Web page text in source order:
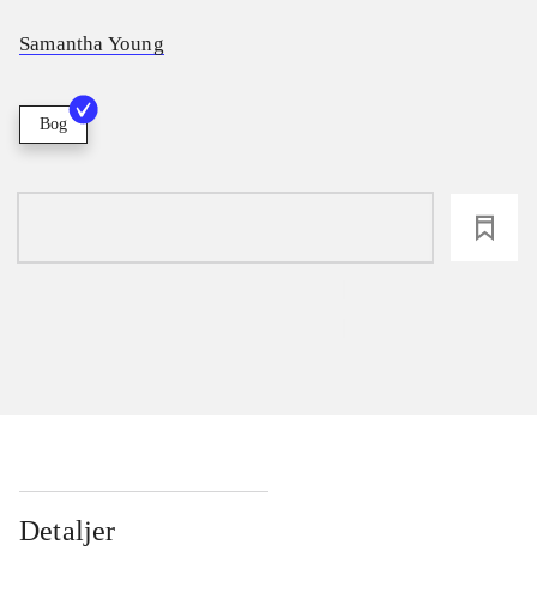
Samantha Young
Bog
Detaljer